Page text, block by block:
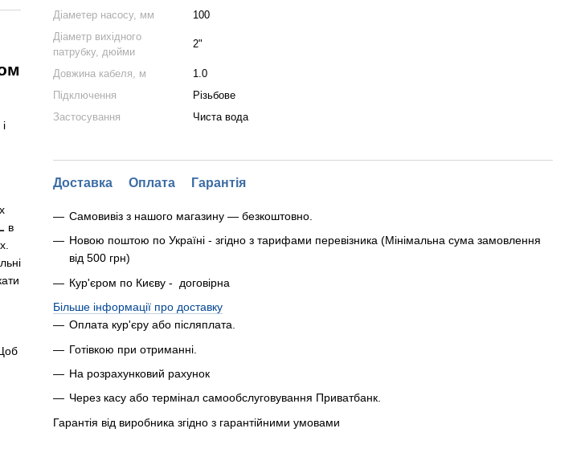
в
Діаметер насосу, мм
100
Діаметр вихідного
патрубку, дюйми
2"
Довжина кабеля, м
1.0
Підключення
Різьбове
Застосування
Чиста вода
Доставка Оплата Гарантія
Самовивіз з нашого магазину — безкоштовно.
Новою поштою по Україні - згідно з тарифами перевізника (Мінімальна сума замовлення
від 500 грн)
Кур'єром по Києву - договірна
Більше інформації про доставку
Оплата кур'єру або післяплата.
Готівкою при отриманні.
На розрахунковий рахунок
Через касу або термінал самообслуговування Приватбанк.
Гарантія від виробника згідно з гарантійними умовами